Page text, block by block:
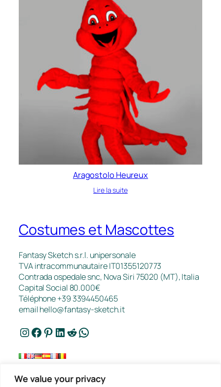
We value your privacy
Aragostolo Heureux
Lire la suite
Costumes et Mascottes
Fantasy Sketch s.r.l. unipersonale
TVA intracommunautaire IT01355120773
Contrada ospedale snc, Nova Siri 75020 (MT), Italia
Capital Social 80.000€
Téléphone +39 3394450465
emailhello@fantasy-sketch.it
Instagram Facebook Pinterest LinkedIn Reddit WhatsApp